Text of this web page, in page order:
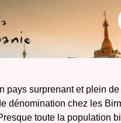
pays surprenant et plein
dénomination chez les
toute la population